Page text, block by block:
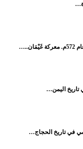
في تاريخ الحجاج…